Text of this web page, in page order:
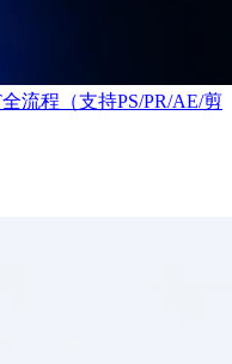
流程（支持PS/PR/AE/剪